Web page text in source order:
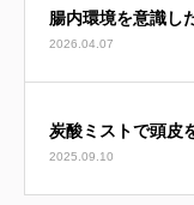
腸内環境を意識し
2026.04.07
炭酸ミストで頭皮
2025.09.10